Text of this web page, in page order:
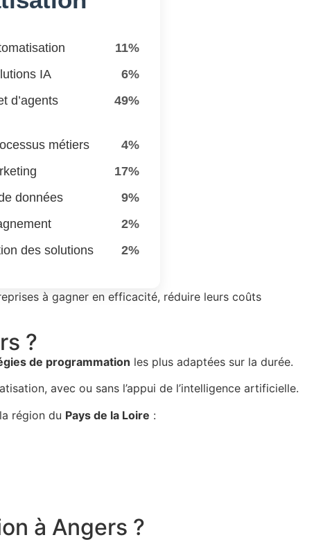
11%
IA
6%
d’agents
49%
métiers
4%
17%
données
9%
2%
des solutions
2%
à gagner en efficacité, réduire leurs coûts
?
de programmation les plus adaptées sur la durée.
avec ou sans l’appui de l’intelligence artificielle.
région du Pays de la Loire :
à Angers ?